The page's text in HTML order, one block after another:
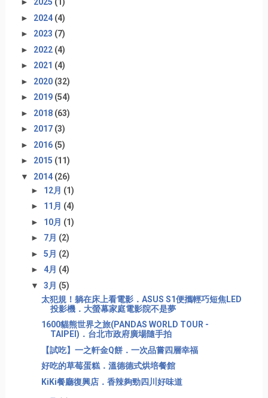
► 2024 (4)
► 2023 (7)
► 2022 (4)
► 2021 (4)
► 2020 (32)
► 2019 (54)
► 2018 (63)
► 2017 (3)
► 2016 (5)
► 2015 (11)
▼ 2014 (26)
► 12月 (1)
► 11月 (4)
► 10月 (1)
► 7月 (2)
► 5月 (2)
► 4月 (4)
▼ 3月 (5)
太犯規！躺在床上看電影．ASUS S1便攜輕巧短焦LED
投影機．大螢幕家庭電影院不是夢
1600貓熊世界之旅(PANDAS WORLD TOUR -
TAIPEI)．台北市政府廣場隨手拍
【試吃】一之軒金Q餅．一次品嘗四層幸福
好吃的草莓蛋糕．溫德德式烘培餐館
KiKi餐廳復興店．香辣夠勁四川好味道